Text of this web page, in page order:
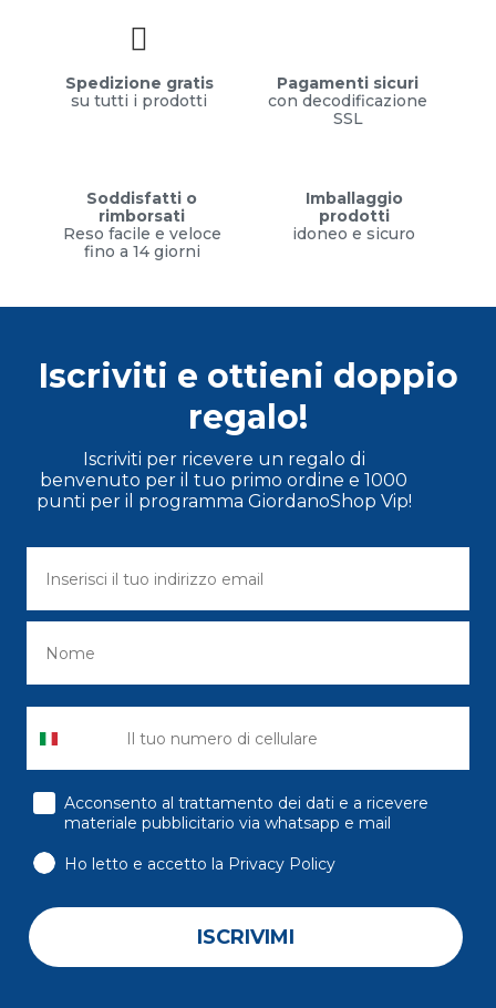
Spedizione gratis
su tutti i prodotti
Pagamenti sicuri
con decodificazione
SSL
Soddisfatti o
rimborsati
Reso facile e veloce
fino a 14 giorni
Imballaggio
prodotti
idoneo e sicuro
Iscriviti e ottieni doppio
regalo!
Iscriviti per ricevere un regalo di
benvenuto per il tuo primo ordine e 1000
punti per il programma GiordanoShop Vip!
consenso
Acconsento al trattamento dei dati e a ricevere
materiale pubblicitario via whatsapp e mail
Ho letto e accetto la Privacy Policy
ISCRIVIMI